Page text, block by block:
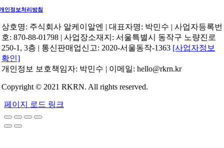
인정보처리방침
상호명: 주식회사 알케이알엔 | 대표자명: 박민수 | 사업자등록번
호: 870-88-01798 | 사업장소재지: 서울특별시 동작구 노량진로
250-1, 3층 | 통신판매업신고: 2020-서울동작-1363 [사업자정보
확인]
개인정보 보호책임자: 박민수 | 이메일: hello@rkrn.kr
Copyright © 2021 RKRN. All rights reserved.
페이지 로드 링크